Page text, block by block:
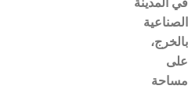
في المدينة
الصناعية
بالخرج،
على
مساحة